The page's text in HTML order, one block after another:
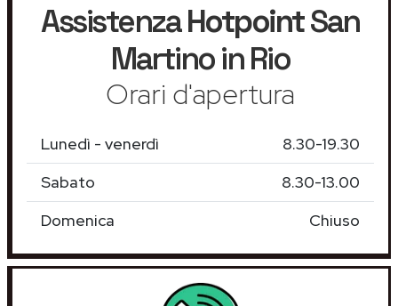
AssistenzaHotpointSan
Martino in Rio
Orari d'apertura
Lunedì - venerdì
8.30-19.30
Sabato
8.30-13.00
Domenica
Chiuso